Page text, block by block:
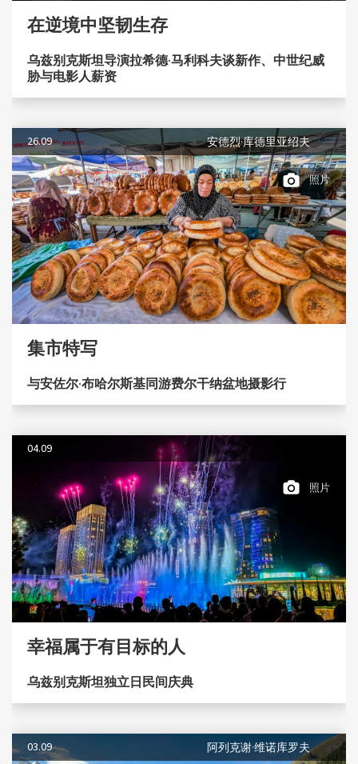
在逆境中坚韧生存
乌兹别克斯坦导演拉希德·马利科夫谈新作、中世纪威
胁与电影人薪资
26.09 安德烈·库德里亚绍夫
照片
集市特写
与安佐尔·布哈尔斯基同游费尔干纳盆地摄影行
04.09
照片
幸福属于有目标的人
乌兹别克斯坦独立日民间庆典
03.09 阿列克谢·维诺库罗夫